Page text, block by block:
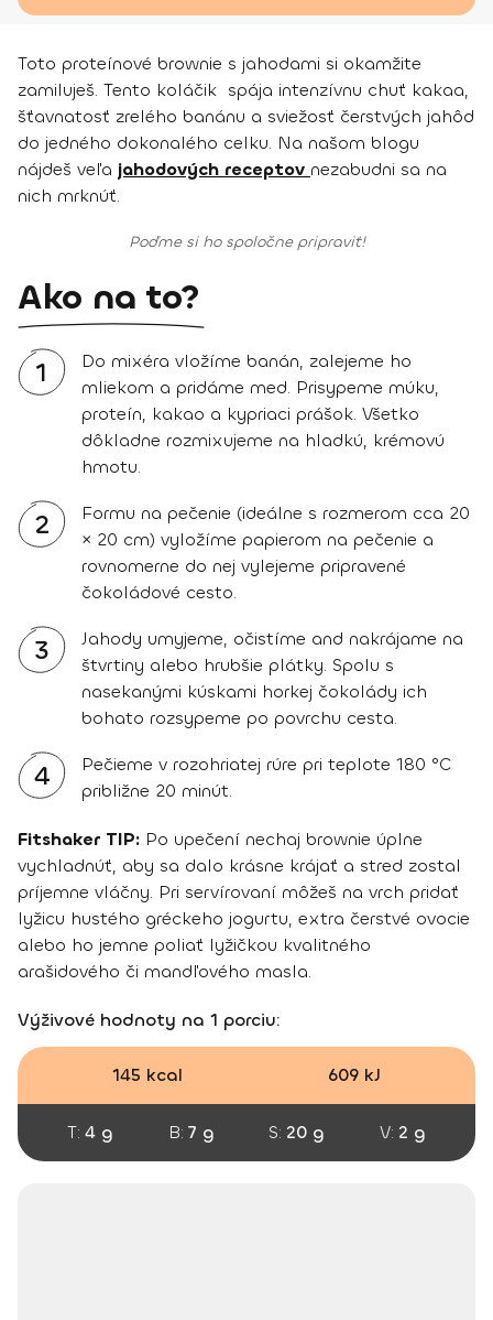
Toto proteínové brownie s jahodami si okamžite
zamiluješ. Tento koláčik spája intenzívnu chuť kakaa,
šťavnatosť zrelého banánu a sviežosť čerstvých jahôd
do jedného dokonalého celku. Na našom blogu
nájdeš veľa jahodových receptov nezabudni sa na
nich mrknúť.
Poďme si ho spoločne pripraviť!
Ako na to?
1
Do mixéra vložíme banán, zalejeme ho
mliekom a pridáme med. Prisypeme múku,
proteín, kakao a kypriaci prášok. Všetko
dôkladne rozmixujeme na hladkú, krémovú
hmotu.
2
Formu na pečenie (ideálne s rozmerom cca 20
× 20 cm) vyložíme papierom na pečenie a
rovnomerne do nej vylejeme pripravené
čokoládové cesto.
3
Jahody umyjeme, očistíme and nakrájame na
štvrtiny alebo hrubšie plátky. Spolu s
nasekanými kúskami horkej čokolády ich
bohato rozsypeme po povrchu cesta.
4
Pečieme v rozohriatej rúre pri teplote 180 °C
približne 20 minút.
Fitshaker TIP: Po upečení nechaj brownie úplne
vychladnúť, aby sa dalo krásne krájať a stred zostal
príjemne vláčny. Pri servírovaní môžeš na vrch pridať
lyžicu hustého gréckeho jogurtu, extra čerstvé ovocie
alebo ho jemne poliať lyžičkou kvalitného
arašidového či mandľového masla.
Výživové hodnoty na 1 porciu:
145 kcal 609 kJ
T: 4 g B: 7 g S: 20 g V: 2 g